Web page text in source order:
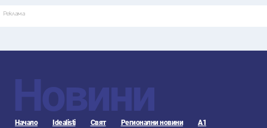
Реклама
Новини
Начало Idealisti Свят Регионални новини А1